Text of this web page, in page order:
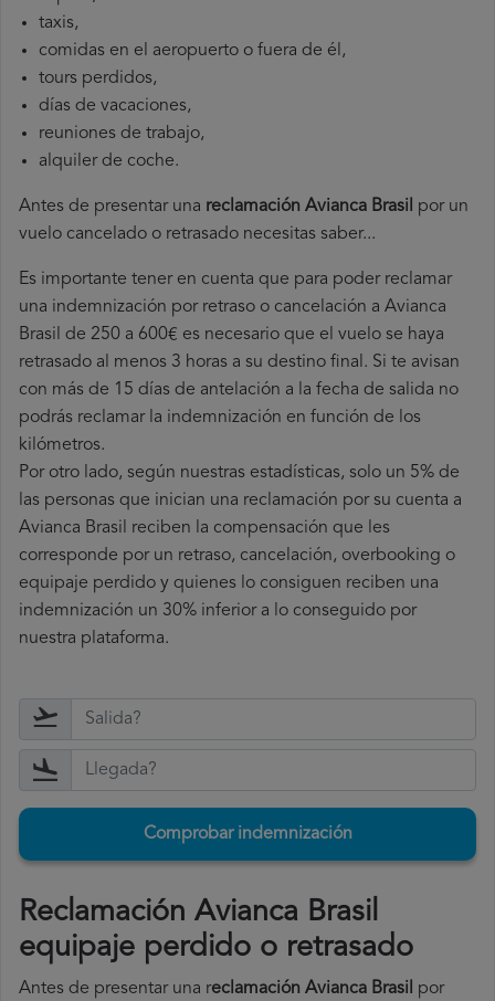
taxis,
comidas en el aeropuerto o fuera de él,
tours perdidos,
días de vacaciones,
reuniones de trabajo,
alquiler de coche.
Antes de presentar una reclamación Avianca Brasil por un
vuelo cancelado o retrasado necesitas saber...
Es importante tener en cuenta que para poder reclamar
una indemnización por retraso o cancelación a Avianca
Brasil de 250 a 600€ es necesario que el vuelo se haya
retrasado al menos 3 horas a su destino final. Si te avisan
con más de 15 días de antelación a la fecha de salida no
podrás reclamar la indemnización en función de los
kilómetros.
Por otro lado, según nuestras estadísticas, solo un 5% de
las personas que inician una reclamación por su cuenta a
Avianca Brasil reciben la compensación que les
corresponde por un retraso, cancelación, overbooking o
equipaje perdido y quienes lo consiguen reciben una
indemnización un 30% inferior a lo conseguido por
nuestra plataforma.
Comprobar indemnización
Reclamación Avianca Brasil
equipaje perdido o retrasado
Antes de presentar una reclamación Avianca Brasil por